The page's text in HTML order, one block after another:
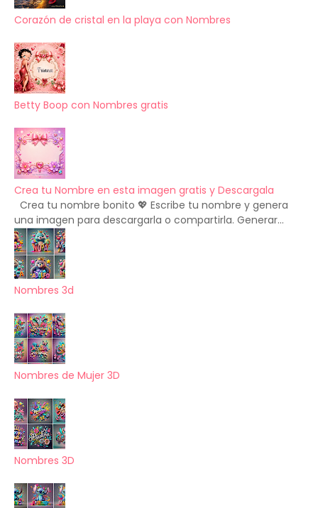
Corazón de cristal en la playa con Nombres
Betty Boop con Nombres gratis
Crea tu Nombre en esta imagen gratis y Descargala
Crea tu nombre bonito 💖 Escribe tu nombre y genera
una imagen para descargarla o compartirla. Generar...
Nombres 3d
Nombres de Mujer 3D
Nombres 3D